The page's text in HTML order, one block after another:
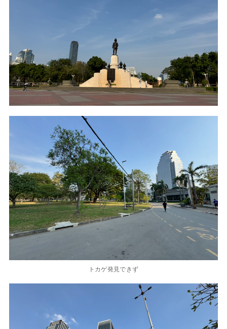
トカゲ発見できず